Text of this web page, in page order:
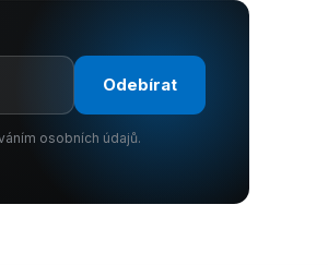
Odebírat
osobních údajů.